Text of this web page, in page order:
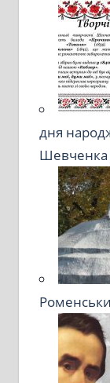
дня
Шевченка